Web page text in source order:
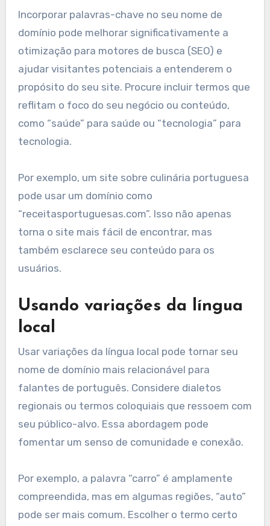
Incorporar palavras-chave no seu nome de
domínio pode melhorar significativamente a
otimização para motores de busca (SEO) e
ajudar visitantes potenciais a entenderem o
propósito do seu site. Procure incluir termos que
reflitam o foco do seu negócio ou conteúdo,
como “saúde” para saúde ou “tecnologia” para
tecnologia.
Por exemplo, um site sobre culinária portuguesa
pode usar um domínio como
“receitasportuguesas.com”. Isso não apenas
torna o site mais fácil de encontrar, mas
também esclarece seu conteúdo para os
usuários.
Usando variações da língua
local
Usar variações da língua local pode tornar seu
nome de domínio mais relacionável para
falantes de português. Considere dialetos
regionais ou termos coloquiais que ressoem com
seu público-alvo. Essa abordagem pode
fomentar um senso de comunidade e conexão.
Por exemplo, a palavra “carro” é amplamente
compreendida, mas em algumas regiões, “auto”
pode ser mais comum. Escolher o termo certo